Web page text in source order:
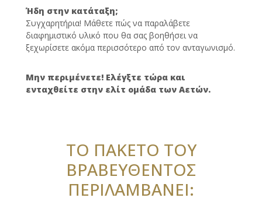
Ήδη στην κατάταξη;
Συγχαρητήρια! Μάθετε πώς να παραλάβετε
διαφημιστικό υλικό που θα σας βοηθήσει να
ξεχωρίσετε ακόμα περισσότερο από τον ανταγωνισμό.
Μην περιμένετε! Ελέγξτε τώρα και
ενταχθείτε στην ελίτ ομάδα των Αετών.
ΤΟ ΠΑΚΕΤΟ ΤΟΥ
ΒΡΑΒΕΥΘΕΝΤΟΣ
ΠΕΡΙΛΑΜΒΑΝΕΙ: